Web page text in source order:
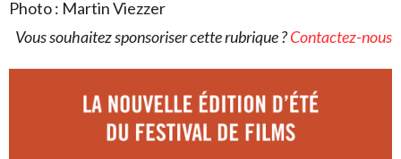
Photo : Martin Viezzer
Vous souhaitez sponsoriser cette rubrique ?Contactez-nous